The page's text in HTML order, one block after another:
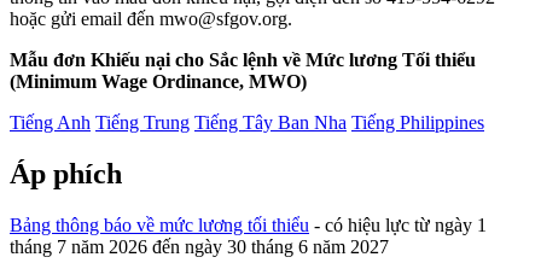
hoặc gửi email đến mwo@sfgov.org.
Mẫu đơn Khiếu nại cho Sắc lệnh về Mức lương Tối thiểu
(Minimum Wage Ordinance, MWO)
Tiếng Anh Tiếng Trung Tiếng Tây Ban Nha Tiếng Philippines
Áp phích
Bảng thông báo về mức lương tối thiểu - có hiệu lực từ ngày 1
tháng 7 năm 2026 đến ngày 30 tháng 6 năm 2027